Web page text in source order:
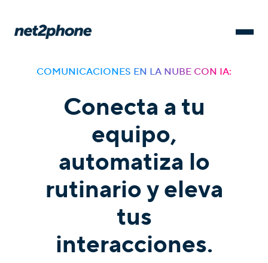
COMUNICACIONES EN LA NUBE CON IA:
Conecta a tu
equipo,
automatiza lo
rutinario y eleva
tus
interacciones.